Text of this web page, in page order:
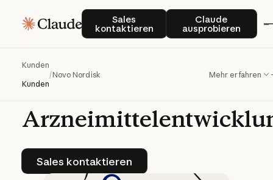
Sales
kontaktieren
Sales kontaktierenClaude
ausprobieren
Claude
Kunden
Kunden
/Novo Nordisk Mehr erfahren
NovoNordisk
beschleunigtmit
Claude
Dokumentation
Sales kontaktieren
Sales kontaktieren